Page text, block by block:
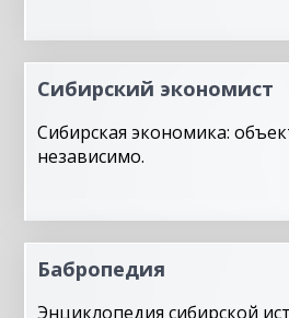
Сибирский экономист
Сибирская экономика:
независимо.
Бабропедия
Энциклопедия сибирской